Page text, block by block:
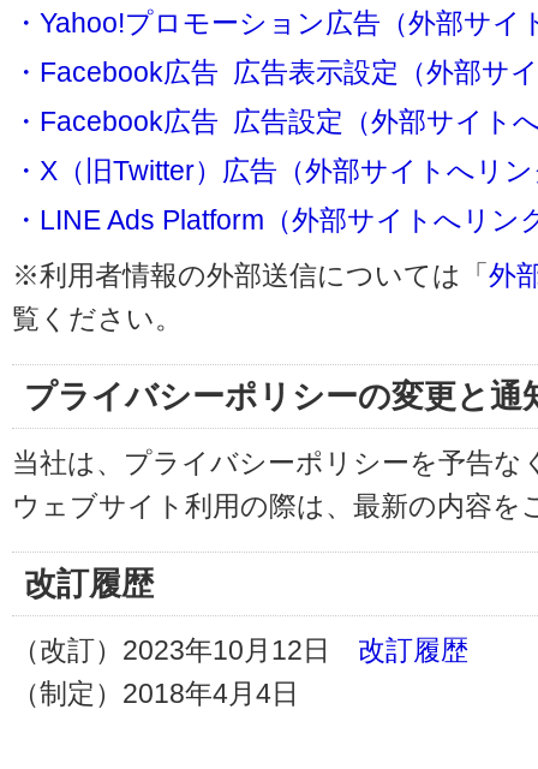
・Yahoo!プロモーション広告（外部サイ
・Facebook広告 広告表示設定（外部サ
・Facebook広告 広告設定（外部サイト
・X（旧Twitter）広告（外部サイトへリ
・LINE Ads Platform（外部サイトへリン
※利用者情報の外部送信については「外
覧ください。
プライバシーポリシーの変更と通
当社は、プライバシーポリシーを予告
ウェブサイト利用の際は、最新の内容を
改訂履歴
（改訂）2023年10月12日 改訂履歴
（制定）2018年4月4日